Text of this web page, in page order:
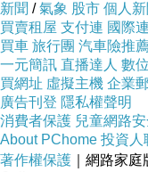
則藉此操控在台
的法律甚至將所
配合國家需要從
筆者認為，中配
提是不能受到中
新聞 /氣象 股市 個人新
買賣租屋 支付連 國際連
買車 旅行團 汽車險推
一元簡訊 直播達人 數
買網址 虛擬主機 企業
廣告刊登 隱私權聲明
消費者保護 兒童網路
About PChome 投資人
著作權保護 ｜網路家